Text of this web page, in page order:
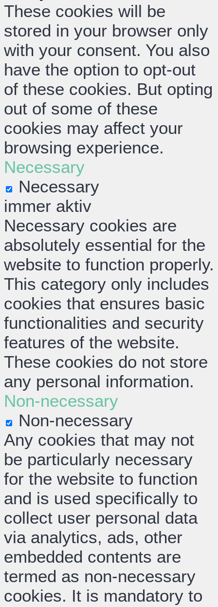
These cookies will be
stored in your browser only
with your consent. You also
have the option to opt-out
of these cookies. But opting
out of some of these
cookies may affect your
browsing experience.
Necessary
Necessary
immer aktiv
Necessary cookies are
absolutely essential for the
website to function properly.
This category only includes
cookies that ensures basic
functionalities and security
features of the website.
These cookies do not store
any personal information.
Non-necessary
Non-necessary
Any cookies that may not
be particularly necessary
for the website to function
and is used specifically to
collect user personal data
via analytics, ads, other
embedded contents are
termed as non-necessary
cookies. It is mandatory to